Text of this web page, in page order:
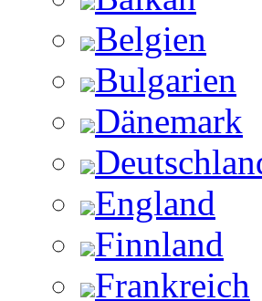
Belgien
Bulgarien
Dänemark
England
Finnland
Frankreich